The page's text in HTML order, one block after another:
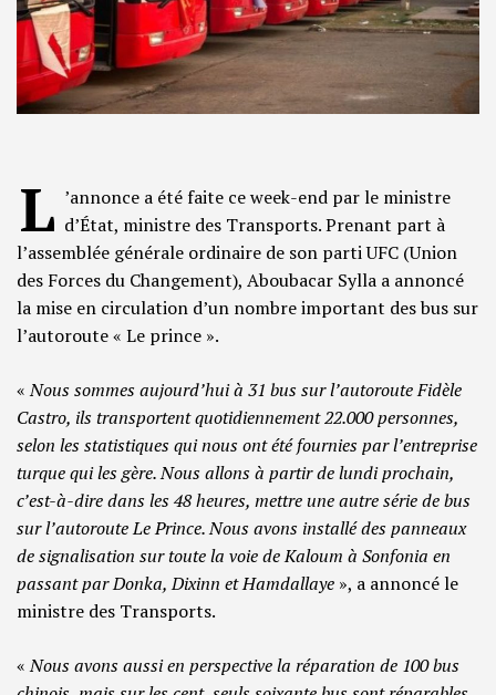
L ’annonce a été faite ce week-end par le ministre
d’État, ministre des Transports. Prenant part à
l’assemblée générale ordinaire de son parti UFC (Union
des Forces du Changement), Aboubacar Sylla a annoncé
la mise en circulation d’un nombre important des bus sur
l’autoroute « Le prince ».
«Nous sommes aujourd’hui à 31 bus sur l’autoroute Fidèle
Castro, ils transportent quotidiennement 22.000 personnes,
selon les statistiques qui nous ont été fournies par l’entreprise
turque qui les gère. Nous allons à partir de lundi prochain,
c’est-à-dire dans les 48 heures, mettre une autre série de bus
sur l’autoroute Le Prince. Nous avons installé des panneaux
de signalisation sur toute la voie de Kaloum à Sonfonia en
passant par Donka, Dixinn et Hamdallaye », a annoncé le
ministre des Transports.
«Nous avons aussi en perspective la réparation de 100 bus